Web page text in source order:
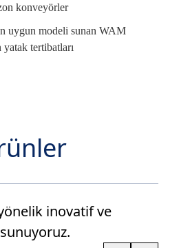
konveyörler
uygun modeli sunan WAM
yatak tertibatları
inovatif ve